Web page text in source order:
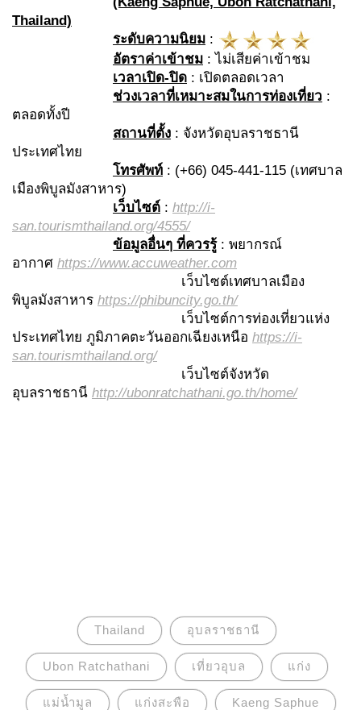
Thailand)
ระดับความนิยม :
อัตราค่าเข้าชม : ไม่เสียค่าเข้าชม
เวลาเปิด-ปิด : เปิดตลอดเวลา
ช่วงเวลาที่เหมาะสมในการท่องเที่ยว :
ตลอดทั้งปี
สถานที่ตั้ง : จังหวัดอุบลราชธานี
ประเทศไทย
โทรศัพท์ : (+66) 045-441-115 (เทศบาล
เมืองพิบูลมังสาหาร)
เว็บไซต์ : http://i-
san.tourismthailand.org/4555/
ข้อมูลอื่นๆ ที่ควรรู้: พยากรณ์
อากาศ https://www.accuweather.com
เว็บไซต์เทศบาลเมือง
พิบูลมังสาหาร https://phibuncity.go.th/
เว็บไซต์การท่องเที่ยวแห่ง
ประเทศไทย ภูมิภาคตะวันออกเฉียงเหนือ https://i-
san.tourismthailand.org/
เว็บไซต์จังหวัด
อุบลราชธานี http://ubonratchathani.go.th/home/
Thailand อุบลราชธานี
Ubon Ratchathani เที่ยวอุบล แก่ง
แม่น้ำมูล แก่งสะพือ Kaeng Saphue